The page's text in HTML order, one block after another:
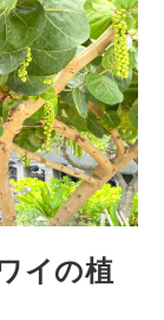
イの植